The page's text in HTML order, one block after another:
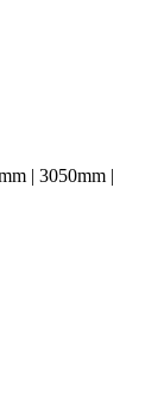
| 3050mm |